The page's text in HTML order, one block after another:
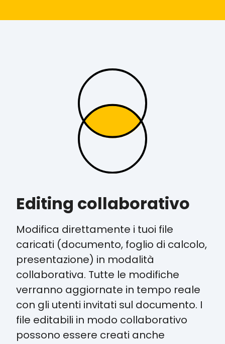
Editing collaborativo
Modifica direttamente i tuoi file
caricati (documento, foglio di calcolo,
presentazione) in modalità
collaborativa. Tutte le modifiche
verranno aggiornate in tempo reale
con gli utenti invitati sul documento. I
file editabili in modo collaborativo
possono essere creati anche